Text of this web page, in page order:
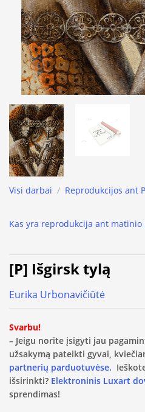
Visi darbai / Reprodukcijos ant
Kas yra reprodukcija ant matinio
[P] Išgirsk tylą
Eurika Urbonavičiūtė
Svarbu!
– Jeigu norite įsigyti jau
užsakymą pateikti gyvai,
partnerių parduotuvėse.
išsirinkti? Elektroninis Luxart
sprendimas!